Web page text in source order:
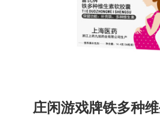
庄闲游戏牌铁多种